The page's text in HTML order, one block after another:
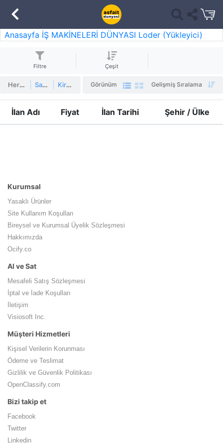
Anasayfa İŞ MAKİNELERİ DÜNYASI Loder (Yükleyici)
Filtre Çeşit
Herşey Satılık Kiralık Görünüm Gelişmiş Sıralama
İlan Adı Fiyat İlan Tarihi Şehir / Ülke
Kurumsal
Yasaklı Ürünler
Site Kullanım Koşulları
Bireysel ve Kurumsal Üyelik Sözleşmesi
Hakkımızda
Ocify.co
Al ve Sat
Mesafeli Satış Sözleşmesi
İptal ve İade Koşulları
İletişim
Visiosoft Inc.
Müşteri Hizmetleri
Kişisel Verilerin Korunması
Ödeme ve Teslimat
Gizlilik ve Güvenlik Politikası
OpenClassify.com
Bizi takip et
Facebook
Twitter
Linkedin